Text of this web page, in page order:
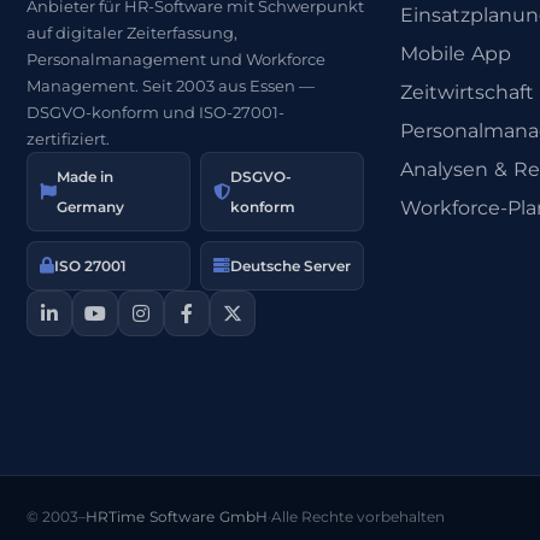
Anbieter für HR-Software mit Schwerpunkt
auf digitaler Zeiterfassung,
Personalmanagement und Workforce
Management. Seit 2003 aus Essen —
DSGVO-konform und ISO-27001-
zertifiziert.
Made in
Germany
DSGVO-
konform
ISO 27001 Deutsche Server
Mobile App
Zeitwirtschaft
Analysen &
Workforce-
© 2003–HRTime Software GmbH·Alle Rechte vorbehalten